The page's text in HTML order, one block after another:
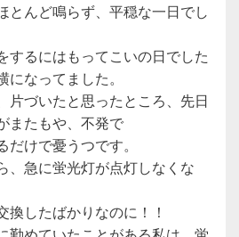
とんど鳴らず、平穏な一日でし
するにはもってこいの日でした
なってました。
片づいたと思ったところ、先日
またもや、不発で
けで憂うつです。
、急に蛍光灯が点灯しなくな
換したばかりなのに！！